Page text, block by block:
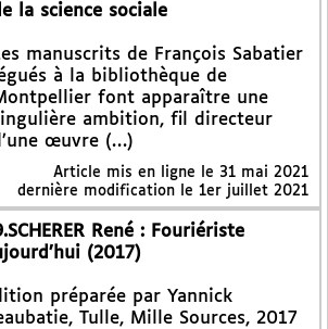
la science sociale
manuscrits de François Sabatier
à la bibliothèque de
font apparaître une
ambition, fil directeur
œuvre (…)
Article mis en ligne le 31 mai 2021
dernière modification le 1er juillet 2021
René : Fouriériste
(2017)
préparée par Yannick
Tulle, Mille Sources, 2017